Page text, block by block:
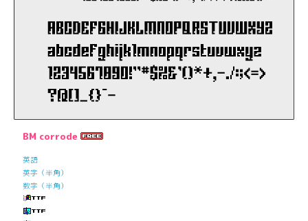
BM corrode
英語
英字（半角）
数字（半角）